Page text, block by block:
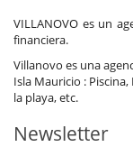
VILLANOVO es un
financiera.
Villanovo es una
Isla Mauricio :
la playa, etc.
Newsletter